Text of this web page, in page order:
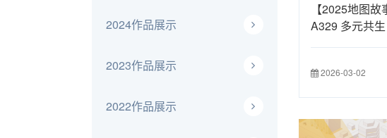
2024作品展示
2023作品展示
2022作品展示
【2025地图故
A329 多元共生
2026-03-02